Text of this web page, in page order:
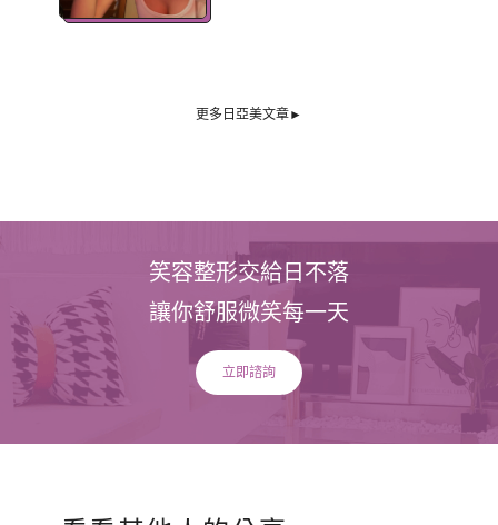
更多日亞美文章►
笑容整形交給日不落
讓你舒服微笑每一天
立即諮詢